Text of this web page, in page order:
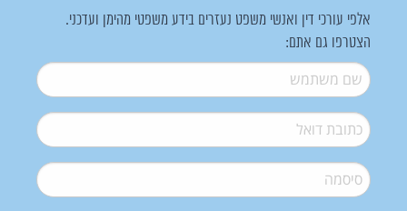
אלפי עורכי דין ואנשי משפט נעזרים בידע משפטי מהימן ועדכני.
הצטרפו גם אתם:
שם משתמש*
דואל*
סיסמה*